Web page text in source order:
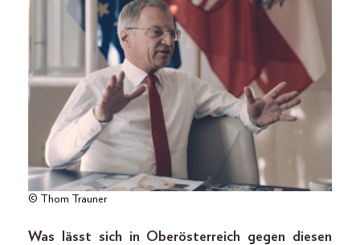
© Thom Trauner
Was lässt sich in Oberösterreich gegen diesen